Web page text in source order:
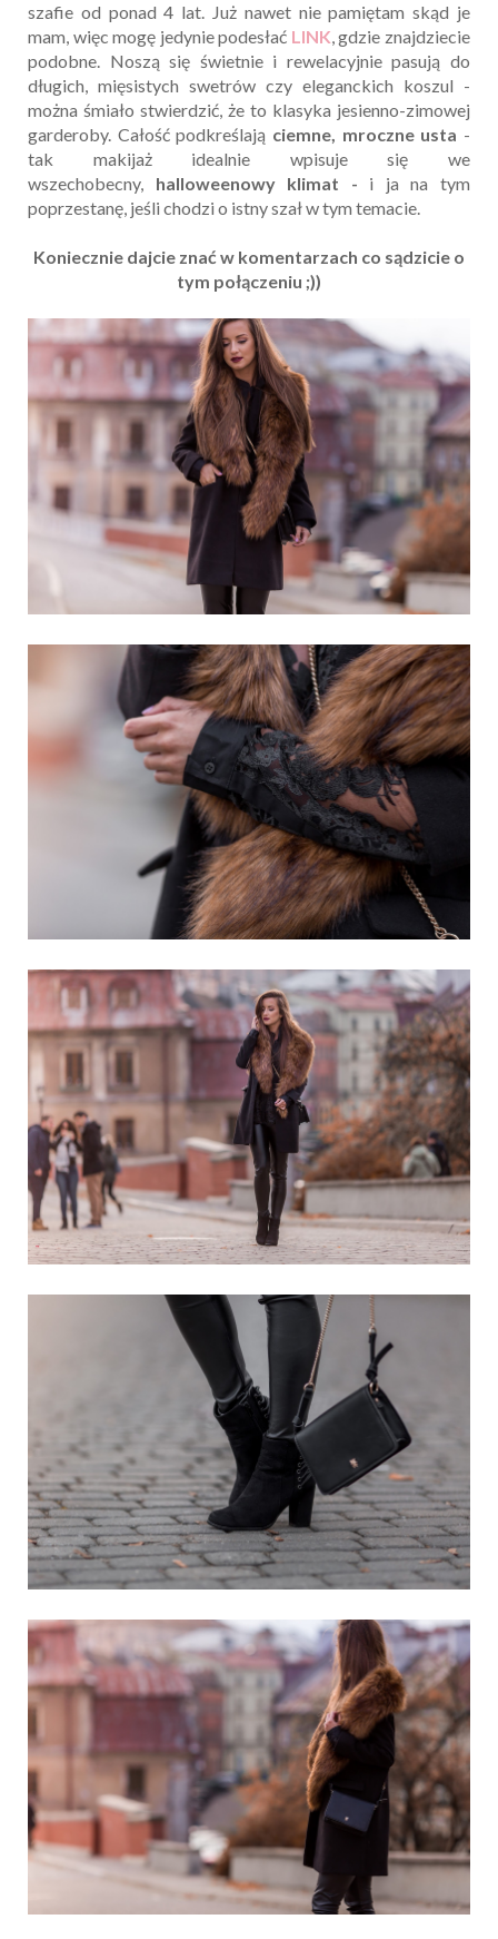
szafie od ponad 4 lat. Już nawet nie pamiętam skąd je
mam, więc mogę jedynie podesłać LINK, gdzie znajdziecie
podobne. Noszą się świetnie i rewelacyjnie pasują do
długich, mięsistych swetrów czy eleganckich koszul -
można śmiało stwierdzić, że to klasyka jesienno-zimowej
garderoby. Całość podkreślają ciemne, mroczne usta -
tak makijaż idealnie wpisuje się we
wszechobecny, halloweenowy klimat - i ja na tym
poprzestanę, jeśli chodzi o istny szał w tym temacie.
Koniecznie dajcie znać w komentarzach co sądzicie o
tym połączeniu ;))